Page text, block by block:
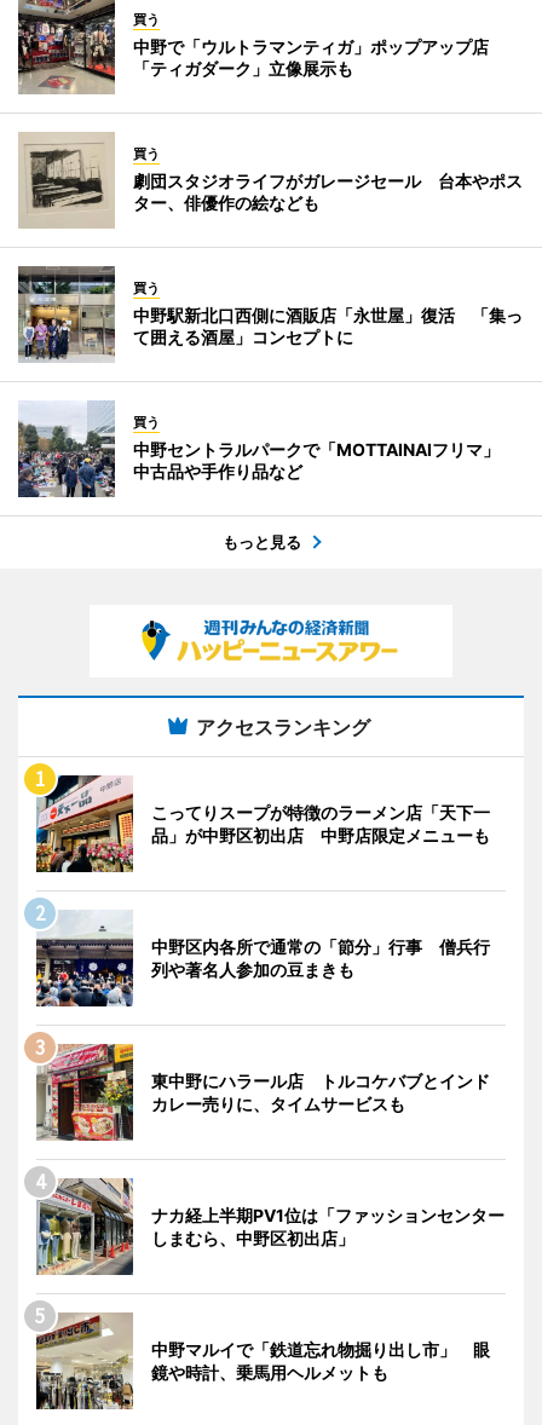
買う
中野で「ウルトラマンティガ」ポップアップ店
「ティガダーク」立像展示も
買う
劇団スタジオライフがガレージセール 台本やポス
ター、俳優作の絵なども
買う
中野駅新北口西側に酒販店「永世屋」復活 「集っ
て囲える酒屋」コンセプトに
買う
中野セントラルパークで「MOTTAINAIフリマ」
中古品や手作り品など
もっと見る
アクセスランキング
こってりスープが特徴のラーメン店「天下一
品」が中野区初出店 中野店限定メニューも
中野区内各所で通常の「節分」行事 僧兵行
列や著名人参加の豆まきも
東中野にハラール店 トルコケバブとインド
カレー売りに、タイムサービスも
ナカ経上半期PV1位は「ファッションセンター
しまむら、中野区初出店」
中野マルイで「鉄道忘れ物掘り出し市」 眼
鏡や時計、乗馬用ヘルメットも